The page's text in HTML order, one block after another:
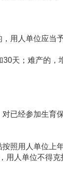
用人单位应当予
天；难产的，
已经参加生育
照用人单位上
用人单位不得